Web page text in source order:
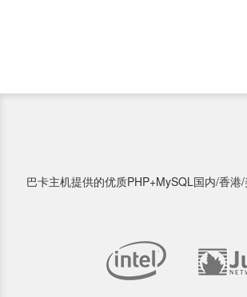
巴卡主机提供的优质PHP+MySQL国内/香